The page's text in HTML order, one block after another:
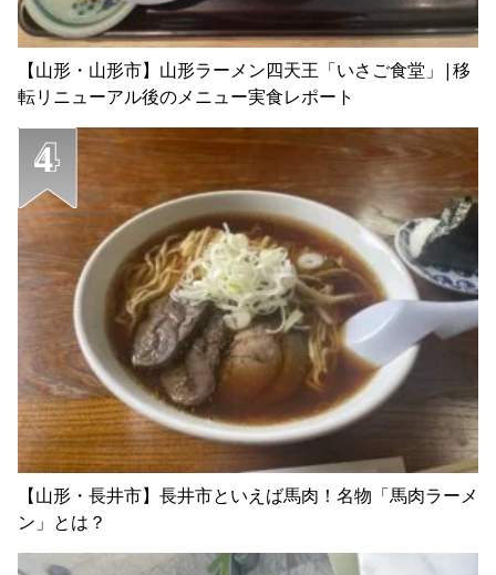
【山形・山形市】山形ラーメン四天王「いさご食堂」|移
転リニューアル後のメニュー実食レポート
【山形・長井市】長井市といえば馬肉！名物「馬肉ラーメ
ン」とは？